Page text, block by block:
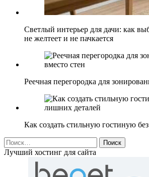
Светлый интерьер для дачи: как
не желтеет и не пачкается
Реечная перегородка для
Как создать стильную гостиную
Найти:
Лучший хостинг для сайта